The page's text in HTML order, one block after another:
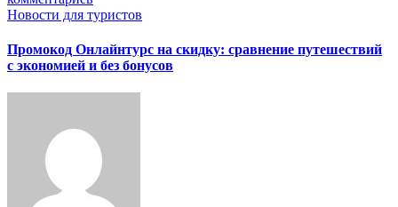
Новости для туристов
Промокод Онлайнтурс на скидку: сравнение путешествий
с экономией и без бонусов